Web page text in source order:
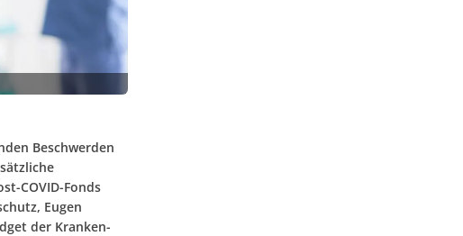
Beschwerden
COVID-Fonds
Eugen
der Kranken-